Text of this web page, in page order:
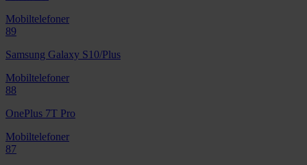
Mobiltelefoner
89
Samsung Galaxy S10/Plus
Mobiltelefoner
88
OnePlus 7T Pro
Mobiltelefoner
87